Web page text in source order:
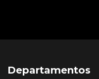
Departamentos